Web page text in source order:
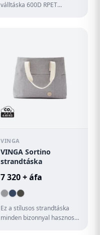
válltáska 600D RPET
VINGA
VINGA Sortino
strandtáska
7 320 + áfa
Ez a stílusos strandtáska
minden bizonnyal hasznos